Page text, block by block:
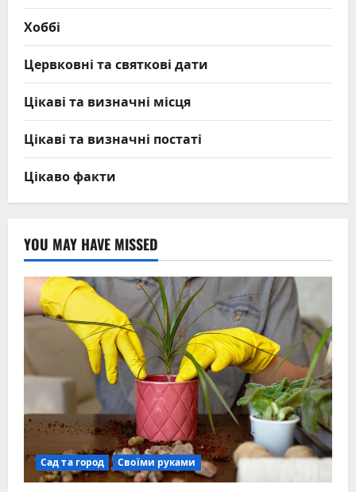
Хоббі
Цервковні та святкові дати
Цікаві та визначні місця
Цікаві та визначні постаті
Цікаво факти
YOU MAY HAVE MISSED
Сад та город Своїми руками